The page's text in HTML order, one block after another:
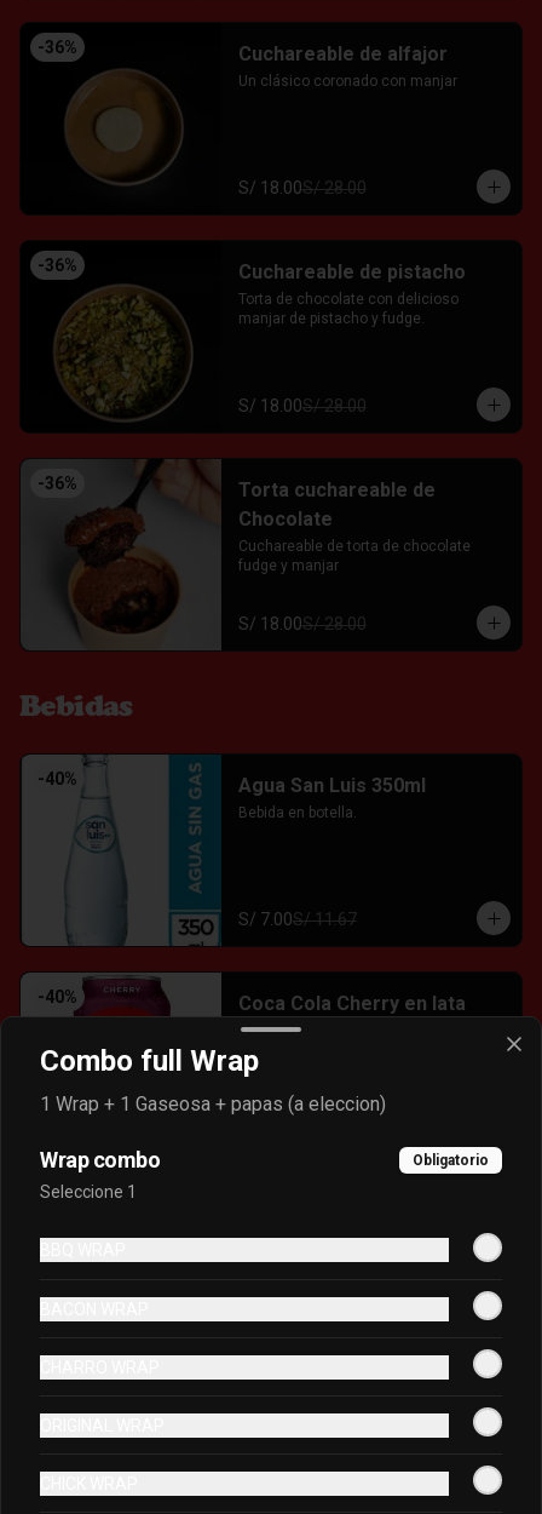
-36% Cuchareable de alfajor
Un clásico coronado con manjar
S/ 18.00S/ 28.00
-36% Cuchareable de pistacho
Torta de chocolate con delicioso
manjar de pistacho y fudge.
S/ 18.00S/ 28.00
-36%
Torta cuchareable de
Chocolate
Cuchareable de torta de chocolate
fudge y manjar
S/ 18.00S/ 28.00
Bebidas
-40% Agua San Luis 350ml
Bebida en botella.
S/ 7.00S/ 11.67
-40% Coca Cola Cherry en lata
S/ 9.00S/ 15.00
Coca Cola Vainilla en lata
Combo full Wrap
1 Wrap + 1 Gaseosa + papas (a eleccion)
Wrap combo Obligatorio
Seleccione 1